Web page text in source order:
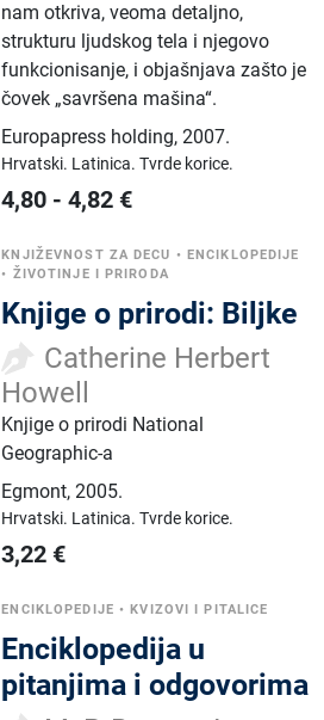
nam otkriva, veoma detaljno,
strukturu ljudskog tela i njegovo
funkcionisanje, i objašnjava zašto je
čovek „savršena mašina“.
Europapress holding,2007.
Hrvatski. Latinica.Tvrde korice.
4,80 -4,82 €
KNJIŽEVNOST ZA DECU • ENCIKLOPEDIJE
• ŽIVOTINJE I PRIRODA
Knjige o prirodi: Biljke
Catherine Herbert
Howell
Knjige o prirodi National
Geographic-a
Egmont,2005.
Hrvatski. Latinica.Tvrde korice.
3,22 €
ENCIKLOPEDIJE • KVIZOVI I PITALICE
Enciklopedija u
pitanjima i odgovorima